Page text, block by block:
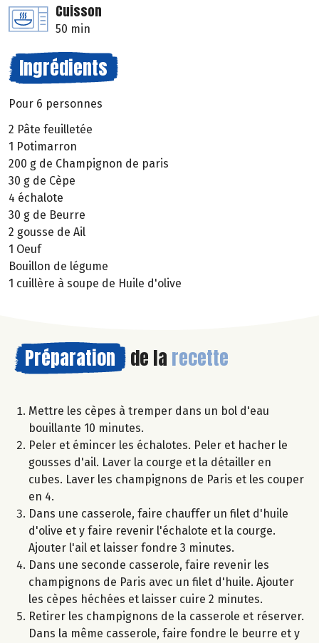
Cuisson
50 min
Ingrédients
Pour 6 personnes
2 Pâte feuilletée
1 Potimarron
200 g de Champignon de paris
30 g de Cèpe
4 échalote
30 g de Beurre
2 gousse de Ail
1 Oeuf
Bouillon de légume
1 cuillère à soupe de Huile d'olive
Préparation de la recette
Mettre les cèpes à tremper dans un bol d'eau
bouillante 10 minutes.
Peler et émincer les échalotes. Peler et hacher le
gousses d'ail. Laver la courge et la détailler en
cubes. Laver les champignons de Paris et les couper
en 4.
Dans une casserole, faire chauffer un filet d'huile
d'olive et y faire revenir l'échalote et la courge.
Ajouter l'ail et laisser fondre 3 minutes.
Dans une seconde casserole, faire revenir les
champignons de Paris avec un filet d'huile. Ajouter
les cèpes héchées et laisser cuire 2 minutes.
Retirer les champignons de la casserole et réserver.
Dans la même casserole, faire fondre le beurre et y